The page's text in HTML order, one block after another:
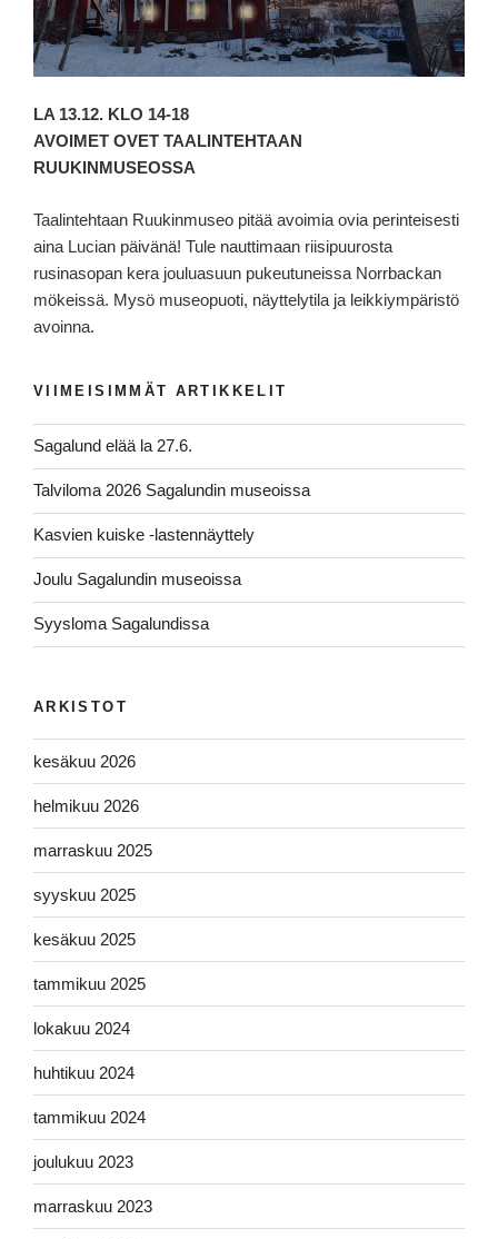
LA 13.12. KLO 14-18
AVOIMET OVET TAALINTEHTAAN
RUUKINMUSEOSSA
Taalintehtaan Ruukinmuseo pitää avoimia ovia perinteisesti
aina Lucian päivänä! Tule nauttimaan riisipuurosta
rusinasopan kera jouluasuun pukeutuneissa Norrbackan
mökeissä. Mysö museopuoti, näyttelytila ja leikkiympäristö
avoinna.
VIIMEISIMMÄT ARTIKKELIT
Sagalund elää la 27.6.
Talviloma 2026 Sagalundin museoissa
Kasvien kuiske -lastennäyttely
Joulu Sagalundin museoissa
Syysloma Sagalundissa
ARKISTOT
kesäkuu 2026
helmikuu 2026
marraskuu 2025
syyskuu 2025
kesäkuu 2025
tammikuu 2025
lokakuu 2024
huhtikuu 2024
tammikuu 2024
joulukuu 2023
marraskuu 2023